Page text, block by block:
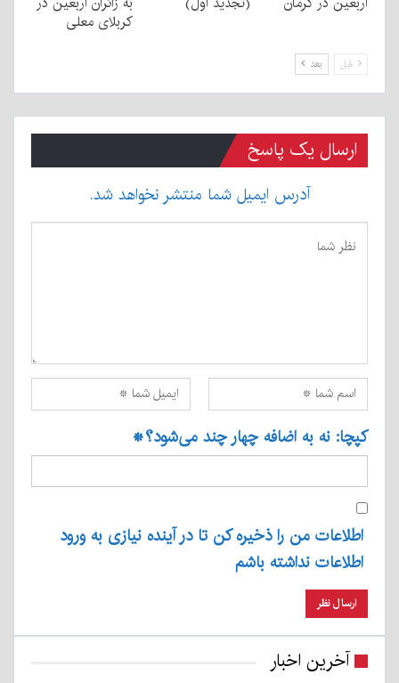
کربلای معلی
قبل بعد
ارسال یک پاسخ
آدرس ایمیل شما منتشر نخواهد شد.
کپچا: نه به اضافه چهار چند می‌شود؟*
اطلاعات من را ذخیره کن تا در آینده نیازی به ورود
اطلاعات نداشته باشم
آخرین اخبار